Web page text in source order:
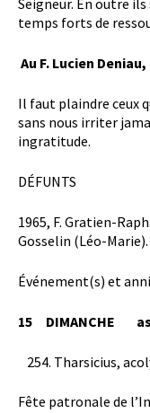
Seigneur. En outre
temps forts de
Au F. Lucien
Il faut plaindre ceux
sans nous irriter
ingratitude.
DÉFUNTS
1965, F. Gratien-
Gosselin (Léo-Marie).
Événement(s) et
15 DIMANCHE
Tharsicius,
Fête patronale de